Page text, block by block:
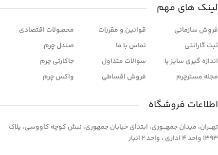
لینک های مهم
فروش سازمانی
ثبت گارانتی
اندازه گیری سایز پا
مجله مسترچرم
قوانین و مقررات
تماس با ما
سوالات متداول
فروش اقساطی
محصولات اقتصادی
صندل چرم
جاکارتی چرم
واکس چرم
اطلاعات فروشگاه
تهـــران، میدان جمهـــوری، ابتدای خیابان جمهوری، نبش کوچه کاووسی، پلاک
1393 واحد 4 اداری ، واحد 2 انبار